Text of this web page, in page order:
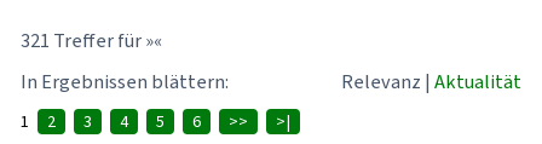
321 Treffer für »«
In Ergebnissen blättern:
Relevanz | Aktualität
1 2 3 4 5 6 >> >|